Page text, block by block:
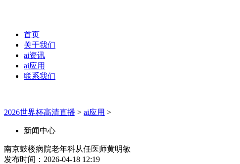
首页
关于我们
ai资讯
ai应用
联系我们
2026世界杯高清直播 > ai应用 >
新闻中心
南京鼓楼病院老年科从任医师黄明敏
发布时间：2026-04-18 12:19